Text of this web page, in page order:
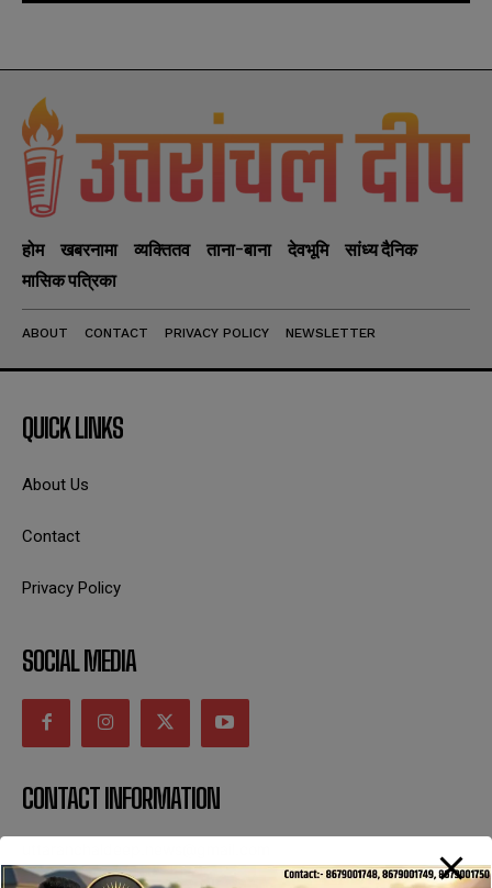
होम खबरनामा व्यक्तितव ताना-बाना देवभूमि
सांध्य दैनिक
मासिक पत्रिका
ABOUT CONTACT PRIVACY POLICY NEWSLETTER
QUICK LINKS
About Us
Contact
Privacy Policy
SOCIAL MEDIA
CONTACT INFORMATION